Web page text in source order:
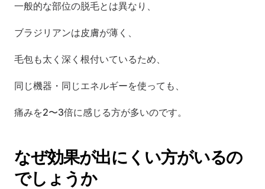
一般的な部位の脱毛とは異なり、
ブラジリアンは皮膚が薄く、
毛包も太く深く根付いているため、
同じ機器・同じエネルギーを使っても、
痛みを2〜3倍に感じる方が多いのです。
なぜ効果が出にくい方がいるの
でしょうか